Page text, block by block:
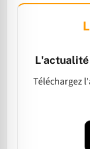
L'actualité
Téléchargez